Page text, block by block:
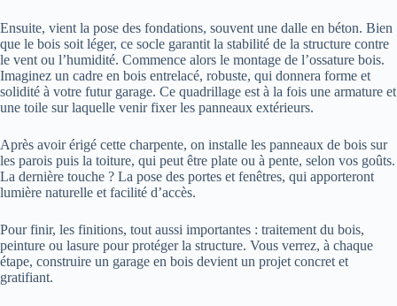
Ensuite, vient la pose des fondations, souvent une dalle en béton. Bien
que le bois soit léger, ce socle garantit la stabilité de la structure contre
le vent ou l’humidité. Commence alors le montage de l’ossature bois.
Imaginez un cadre en bois entrelacé, robuste, qui donnera forme et
solidité à votre futur garage. Ce quadrillage est à la fois une armature et
une toile sur laquelle venir fixer les panneaux extérieurs.
Après avoir érigé cette charpente, on installe les panneaux de bois sur
les parois puis la toiture, qui peut être plate ou à pente, selon vos goûts.
La dernière touche ? La pose des portes et fenêtres, qui apporteront
lumière naturelle et facilité d’accès.
Pour finir, les finitions, tout aussi importantes : traitement du bois,
peinture ou lasure pour protéger la structure. Vous verrez, à chaque
étape, construire un garage en bois devient un projet concret et
gratifiant.